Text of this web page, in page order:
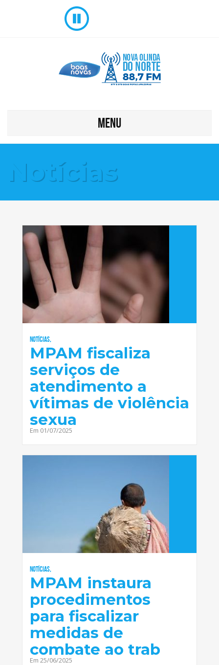
MENU
Notícias
Notícias,
MPAM fiscaliza
serviços de
atendimento a
vítimas de violência
sexua
Em 01/07/2025
Notícias,
MPAM instaura
procedimentos
para fiscalizar
medidas de
combate ao trab
Em 25/06/2025